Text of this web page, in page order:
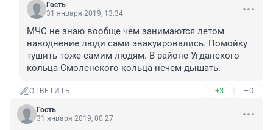
Гость
31 января 2019, 13:34
МЧС не знаю вообще чем занимаются летом
наводнение люди сами эвакуировались. Помойку
тушить тоже самим людям. В районе Угданского
кольца Смоленского кольца нечем дышать.
ОТВЕТИТЬ +3 –0
Гость
31 января 2019, 00:27